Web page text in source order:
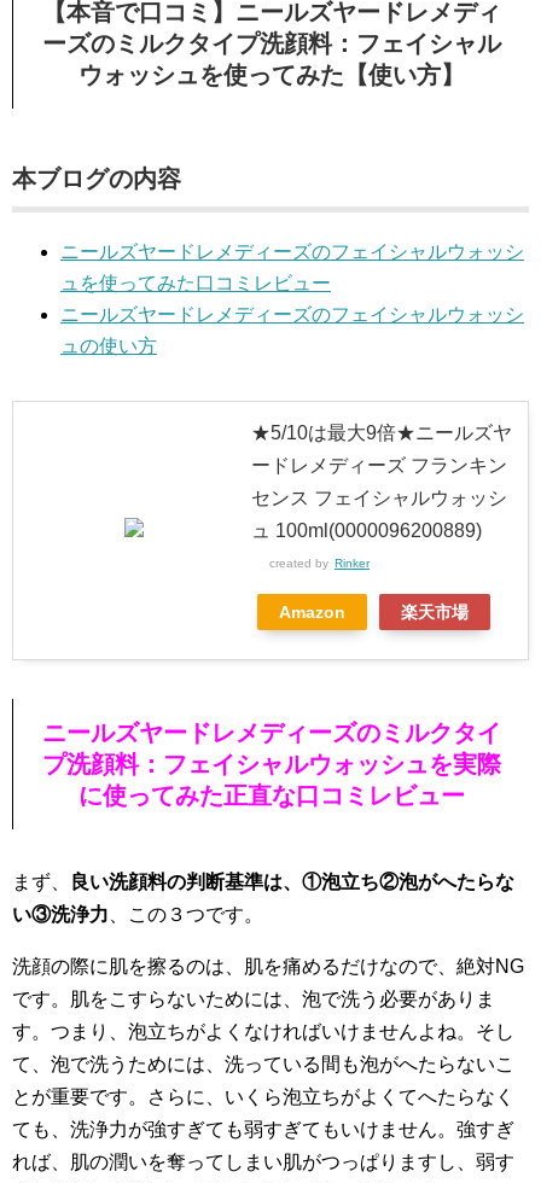
【本音で口コミ】ニールズヤードレメディ
ーズのミルクタイプ洗顔料：フェイシャル
ウォッシュを使ってみた【使い方】
本ブログの内容
ニールズヤードレメディーズのフェイシャルウォッシ
ュを使ってみた口コミレビュー
ニールズヤードレメディーズのフェイシャルウォッシ
ュの使い方
★5/10は最大9倍★ニールズヤ
ードレメディーズ フランキン
センス フェイシャルウォッシ
ュ 100ml(0000096200889)
created by Rinker
Amazon 楽天市場
ニールズヤードレメディーズのミルクタイ
プ洗顔料：フェイシャルウォッシュを実際
に使ってみた正直な口コミレビュー
まず、
良い洗顔料の判断基準は、①泡立ち②泡がへたらな
い③洗浄力 、この３つです。
洗顔の際に肌を擦るのは、肌を痛めるだけなので、絶対NG
です。肌をこすらないためには、泡で洗う必要がありま
す。つまり、泡立ちがよくなければいけませんよね。そし
て、泡で洗うためには、洗っている間も泡がへたらないこ
とが重要です。さらに、いくら泡立ちがよくてへたらなく
ても、洗浄力が強すぎても弱すぎてもいけません。強すぎ
れば、肌の潤いを奪ってしまい肌がつっぱりますし、弱す